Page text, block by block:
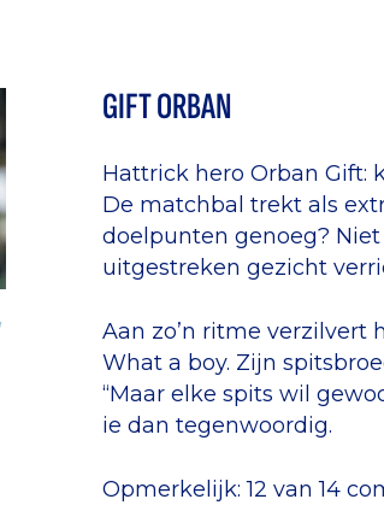
GIFT ORBAN
Hattrick hero Orban Gift:
De matchbal trekt als
doelpunten genoeg? Niet
uitgestreken gezicht
Aan zo’n ritme verzilvert
What a boy. Zijn
“Maar elke spits wil
ie dan tegenwoordig.
Opmerkelijk: 12 van 14